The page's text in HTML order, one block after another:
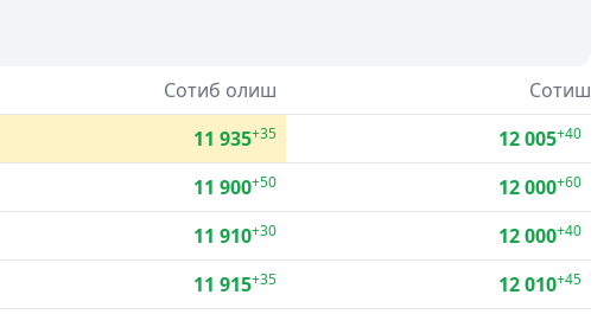
Сотиб олиш
Сотиш
11 935+35 12 005+40
11 900+50 12 000+60
11 910+30 12 000+40
11 915+35 12 010+45